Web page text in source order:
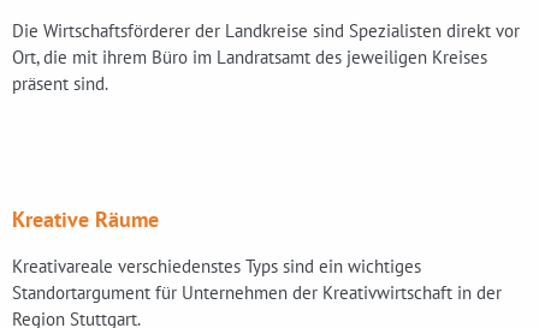
Die Wirtschaftsförderer der Landkreise sind Spezialisten direkt vor
Ort, die mit ihrem Büro im Landratsamt des jeweiligen Kreises
präsent sind.
Kreative Räume
Kreativareale verschiedenstes Typs sind ein wichtiges
Standortargument für Unternehmen der Kreativwirtschaft in der
Region Stuttgart.